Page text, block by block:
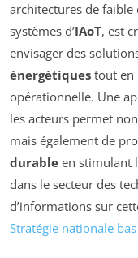
architectures de faible
systèmes d’IAoT, est
envisager des
énergétiques tout en
opérationnelle. Une
les acteurs permet
mais également de
durable en stimulant
dans le secteur des
d’informations sur
Stratégie nationale